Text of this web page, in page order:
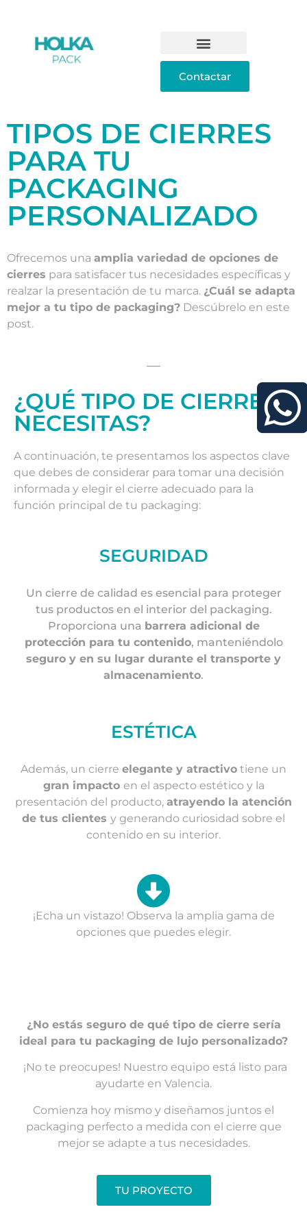
Contactar
TIPOS DE CIERRES
PARA TU
PACKAGING
PERSONALIZADO
Ofrecemos una amplia variedad de opciones de
cierres para satisfacer tus necesidades específicas y
realzar la presentación de tu marca. ¿Cuál se adapta
mejor a tu tipo de packaging? Descúbrelo en este
post.
¿QUÉ TIPO DE CIERRE
NECESITAS?
A continuación, te presentamos los aspectos clave
que debes de considerar para tomar una decisión
informada y elegir el cierre adecuado para la
función principal de tu packaging:
SEGURIDAD
Un cierre de calidad es esencial para proteger
tus productos en el interior del packaging.
Proporciona una barrera adicional de
protección para tu contenido, manteniéndolo
seguro y en su lugar durante el transporte y
almacenamiento.
ESTÉTICA
Además, un cierre elegante y atractivo tiene un
gran impacto en el aspecto estético y la
presentación del producto, atrayendo la atención
de tus clientes y generando curiosidad sobre el
contenido en su interior.
¡Echa un vistazo! Observa la amplia gama de
opciones que puedes elegir.
¿No estás seguro de qué tipo de cierre sería
ideal para tu packaging de lujo personalizado?
¡No te preocupes! Nuestro equipo está listo para
ayudarte en Valencia.
Comienza hoy mismo y diseñamos juntos el
packaging perfecto a medida con el cierre que
mejor se adapte a tus necesidades.
TU PROYECTO